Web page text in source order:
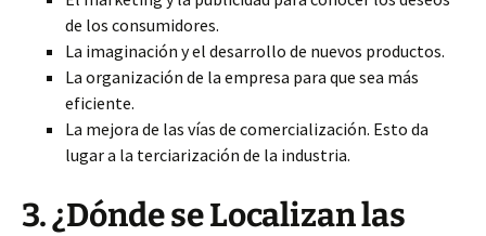
de los consumidores.
La imaginación y el desarrollo de nuevos productos.
La organización de la empresa para que sea más
eficiente.
La mejora de las vías de comercialización. Esto da
lugar a la terciarización de la industria.
3. ¿Dónde se Localizan las